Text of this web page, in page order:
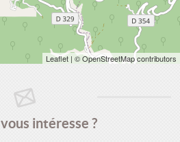
Leaflet | © OpenStreetMap contributors
vous intéresse ?